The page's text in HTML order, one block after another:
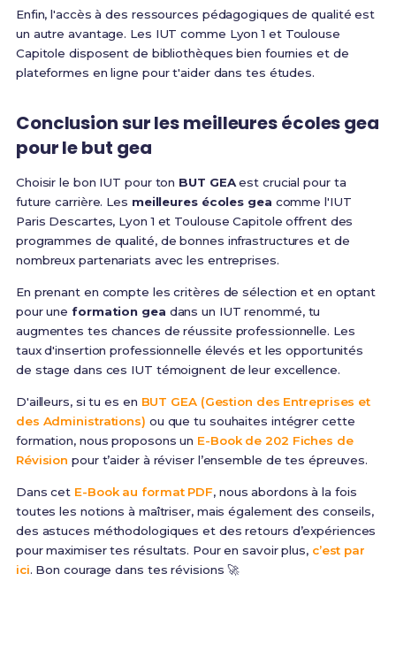
Enfin, l'accès à des ressources pédagogiques de qualité est
un autre avantage. Les IUT comme Lyon 1 et Toulouse
Capitole disposent de bibliothèques bien fournies et de
plateformes en ligne pour t'aider dans tes études.
Conclusion sur les meilleures écoles gea
pour le but gea
Choisir le bon IUT pour ton BUT GEAest crucial pour ta
future carrière. Les meilleures écoles gea comme l'IUT
Paris Descartes, Lyon 1 et Toulouse Capitole offrent des
programmes de qualité, de bonnes infrastructures et de
nombreux partenariats avec les entreprises.
En prenant en compte les critères de sélection et en optant
pour uneformation gea dans un IUT renommé, tu
augmentes tes chances de réussite professionnelle. Les
taux d'insertion professionnelle élevés et les opportunités
de stage dans ces IUT témoignent de leur excellence.
D'ailleurs, si tu es en BUT GEA (Gestion des Entreprises et
des Administrations) ou que tu souhaites intégrer cette
formation, nous proposons un E-Book de 202 Fiches de
Révision pour t’aider à réviser l’ensemble de tes épreuves.
Dans cet E-Book au format PDF, nous abordons à la fois
toutes les notions à maîtriser, mais également des conseils,
des astuces méthodologiques et des retours d’expériences
pour maximiser tes résultats. Pour en savoir plus, c’est par
ici. Bon courage dans tes révisions 🚀